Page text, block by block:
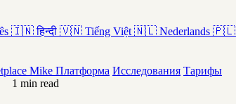
🇮🇳 हिन्दी 🇻🇳 Tiếng Việt 🇳🇱 Nederlands 🇵🇱
Mike Платформа Исследования Тарифы
1 min read